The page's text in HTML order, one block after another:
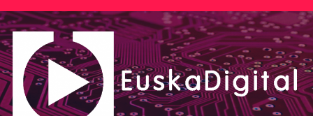
Saltar
al
contenido